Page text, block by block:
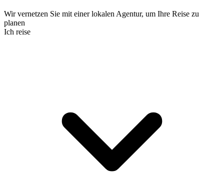
Wir vernetzen Sie mit einer lokalen Agentur, um Ihre Reise zu
planen
Ich reise